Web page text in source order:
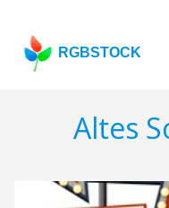
RGBSTOCK
Altes